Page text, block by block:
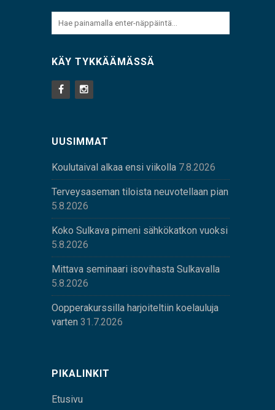
KÄY TYKKÄÄMÄSSÄ
UUSIMMAT
Koulutaival alkaa ensi viikolla 7.8.2026
Terveysaseman tiloista neuvotellaan pian
5.8.2026
Koko Sulkava pimeni sähkökatkon vuoksi
5.8.2026
Mittava seminaari isovihasta Sulkavalla
5.8.2026
Oopperakurssilla harjoiteltiin koelauluja
varten 31.7.2026
PIKALINKIT
Etusivu